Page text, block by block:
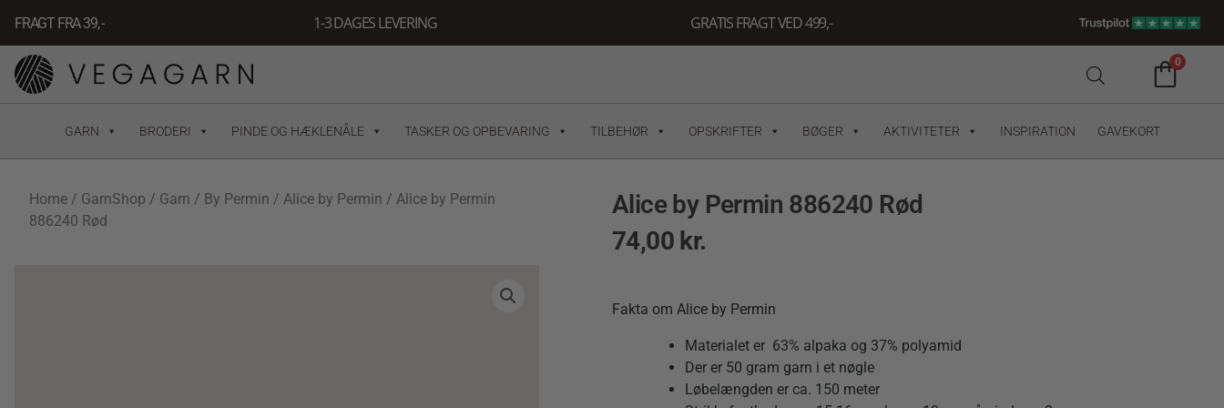
indholdet
FRAGT FRA 39, - 1-3 DAGES LEVERING GRATIS FRAGT VED 499,-
0
GARN BRODERI PINDE OG HÆKLENÅLE TASKER OG OPBEVARING TILBEHØR OPSKRIFTER BØGER AKTIVITETER INSPIRATION GAVEKORT
Home / GarnShop / Garn / By Permin / Alice by Permin / Alice by Permin
886240 Rød
Alice by Permin 886240 Rød
74,00 kr.
Fakta om Alice by Permin
Materialet er 63% alpaka og 37% polyamid
Der er 50 gram garn i et nøgle
Løbelængden er ca. 150 meter